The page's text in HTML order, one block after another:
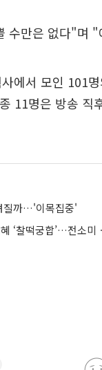
수만은 없다"며
에서 모인 101
11명은 방송 직
질까…'이목집중'
‘찰떡궁합’…전소